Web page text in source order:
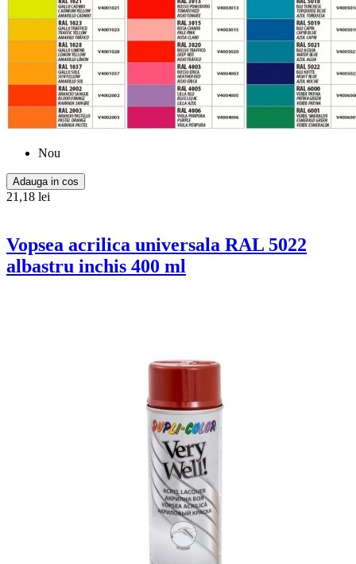
Nou
Adauga in cos
21,18 lei
Vopsea acrilica universala RAL 5022
albastru inchis 400 ml